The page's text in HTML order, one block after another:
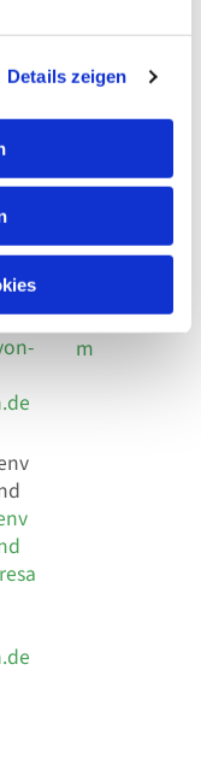
Details zeigen
28
54
Links
Datensch
utz
Social
Impressu
m